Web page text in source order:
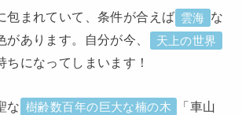
まれていて、条件が合えば 雲海 な
があります。自分が今、
天上の世界
ちになってしまいます！
な 樹齢数百年の巨大な楠の木
「車山